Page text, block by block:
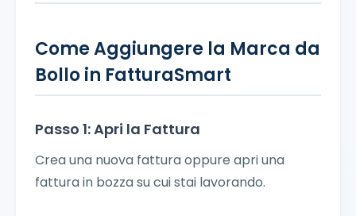
Come Aggiungere la Marca da
Bollo in FatturaSmart
Passo 1: Apri la Fattura
Crea una nuova fattura oppure apri una
fattura in bozza su cui stai lavorando.